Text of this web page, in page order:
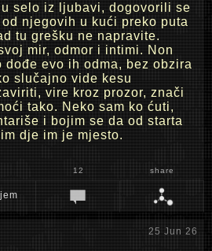
selo iz ljubavi, dogovorili se
njegovih u kući preko puta
tu grešku ne napravite.
mir, odmor i intimi. Non
dođe evo ih odma, bez obzira
slučajno vide kesu
vire kroz prozor, znači
tako. Neko sam ko ćuti,
i bojim se da od starta
dje im je mjesto.
12 share
25 Jun 26